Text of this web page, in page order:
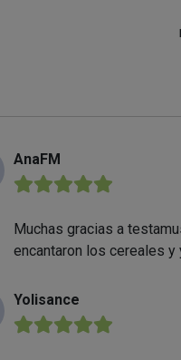
AnaFM
★★★★★
Muchas gracias a
encantaron los cereales
Yolisance
★★★★★